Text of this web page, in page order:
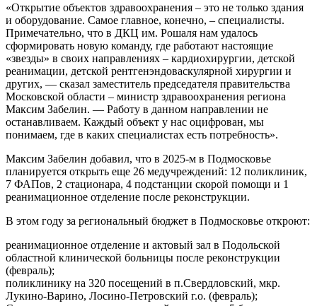
«Открытие объектов здравоохранения – это не только здания
и оборудование. Самое главное, конечно, – специалисты.
Примечательно, что в ДКЦ им. Рошаля нам удалось
сформировать новую команду, где работают настоящие
«звезды» в своих направлениях – кардиохирургии, детской
реанимации, детской рентгенэндоваскулярной хирургии и
других, — сказал заместитель председателя правительства
Московской области – министр здравоохранения региона
Максим Забелин. — Работу в данном направлении не
останавливаем. Каждый объект у нас оцифрован, мы
понимаем, где в каких специалистах есть потребность».
Максим Забелин добавил, что в 2025-м в Подмосковье
планируется открыть еще 26 медучреждений: 12 поликлиник,
7 ФАПов, 2 стационара, 4 подстанции скорой помощи и 1
реанимационное отделение после реконструкции.
В этом году за региональный бюджет в Подмосковье откроют:
реанимационное отделение и актовый зал в Подольской
областной клинической больницы после реконструкции
(февраль);
поликлинику на 320 посещений в п.Свердловский, мкр.
Лукино-Варино, Лосино-Петровский г.о. (февраль);